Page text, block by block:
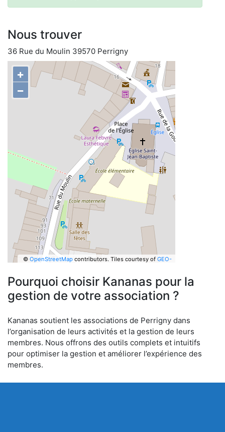
Nous trouver
36 Rue du Moulin 39570 Perrigny
+
−
© OpenStreetMapcontributors. Tiles courtesy of GEO-
Pourquoi choisir Kananas pour la
gestion de votre association ?
Kananas soutient les associations de Perrigny dans
l’organisation de leurs activités et la gestion de leurs
membres. Nous offrons des outils complets et intuitifs
pour optimiser la gestion et améliorer l’expérience des
membres.